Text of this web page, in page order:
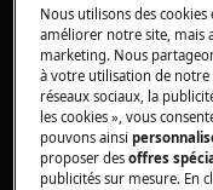
retirer de sa
tout le joint soit
2. Commencez à
bords inférieurs
Assurez-vous
Nous utilisons des
améliorer notre site, mais
marketing. Nous
à votre utilisation de notre
réseaux sociaux, la
les cookies », vous
pouvons ainsi
proposer desoffres
publicités sur mesure. En